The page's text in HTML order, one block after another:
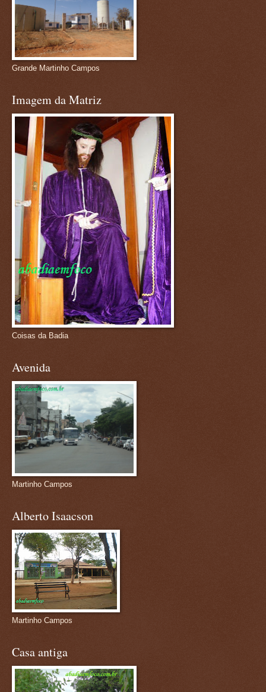
Grande Martinho Campos
Imagem da Matriz
Coisas da Badia
Avenida
Martinho Campos
Alberto Isaacson
Martinho Campos
Casa antiga